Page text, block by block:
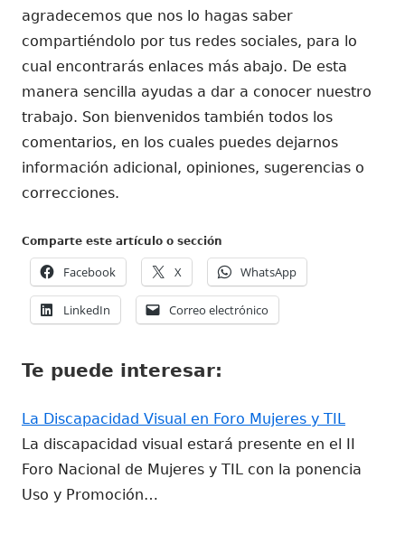
agradecemos que nos lo hagas saber
compartiéndolo por tus redes sociales, para lo
cual encontrarás enlaces más abajo. De esta
manera sencilla ayudas a dar a conocer nuestro
trabajo. Son bienvenidos también todos los
comentarios, en los cuales puedes dejarnos
información adicional, opiniones, sugerencias o
correcciones.
Comparte este artículo o sección
Facebook
en
X
en
una
WhatsApp
en
LinkedIn
en
ventana
Correo electrónico
en
Te puede interesar:
La Discapacidad Visual en Foro Mujeres y TIL
La discapacidad visual estará presente en el II
Foro Nacional de Mujeres y TIL con la ponencia
Uso y Promoción…